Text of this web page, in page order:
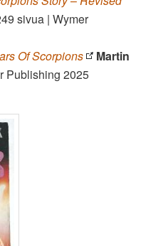
sivua | Wymer
Of Scorpions
Martin
Publishing 2025